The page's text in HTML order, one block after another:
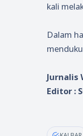
kali
Dalam
Jurnalis
Editor :